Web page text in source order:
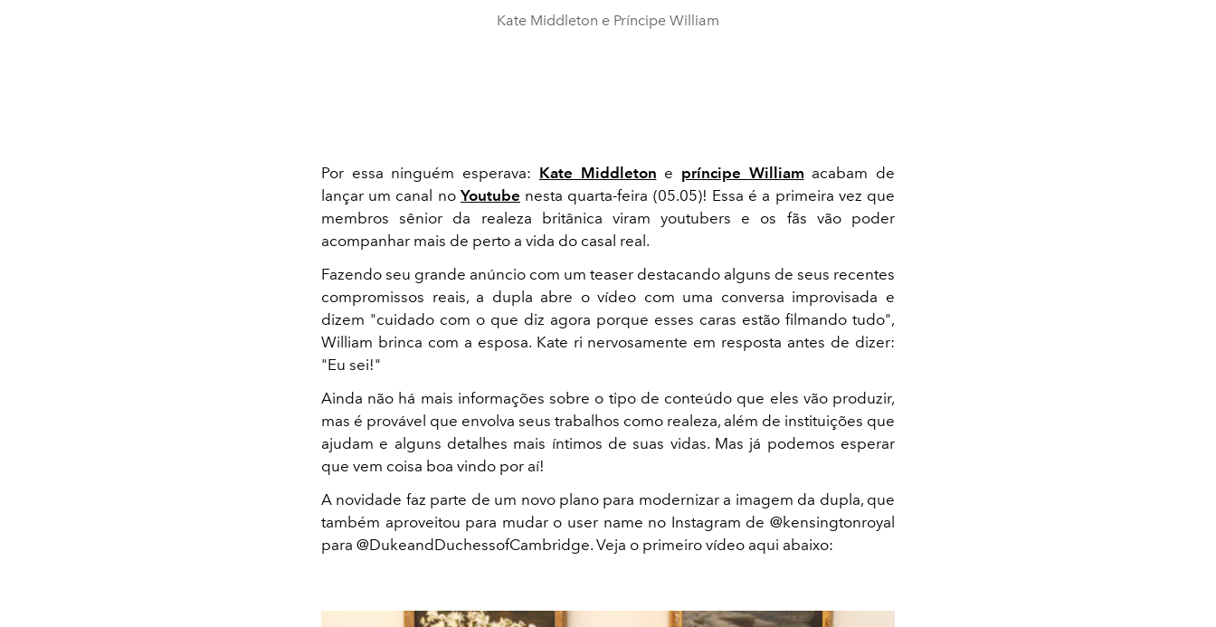
Kate Middleton e Príncipe William
Por essa ninguém esperava: Kate Middleton e príncipe William acabam de
lançar um canal no Youtube nesta quarta-feira (05.05)! Essa é a primeira vez que
membros sênior da realeza britânica viram youtubers e os fãs vão poder
acompanhar mais de perto a vida do casal real.
Fazendo seu grande anúncio com um teaser destacando alguns de seus recentes
compromissos reais, a dupla abre o vídeo com uma conversa improvisada e
dizem "cuidado com o que diz agora porque esses caras estão filmando tudo",
William brinca com a esposa. Kate ri nervosamente em resposta antes de dizer:
"Eu sei!"
Ainda não há mais informações sobre o tipo de conteúdo que eles vão produzir,
mas é provável que envolva seus trabalhos como realeza, além de instituições que
ajudam e alguns detalhes mais íntimos de suas vidas. Mas já podemos esperar
que vem coisa boa vindo por aí!
A novidade faz parte de um novo plano para modernizar a imagem da dupla, que
também aproveitou para mudar o user name no Instagram de @kensingtonroyal
para @DukeandDuchessofCambridge. Veja o primeiro vídeo aqui abaixo: